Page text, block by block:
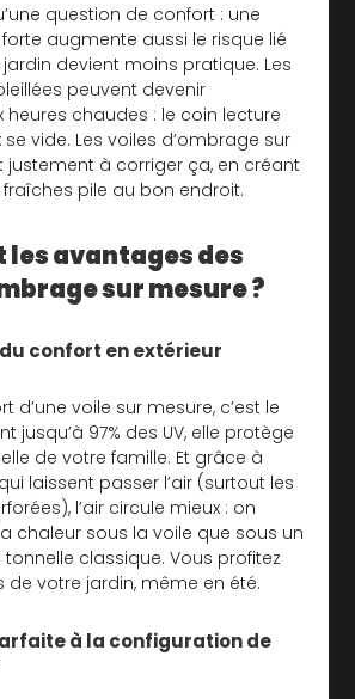
question de confort : une
augmente aussi le risque lié
jardin devient moins pratique. Les
peuvent devenir
heures chaudes : le coin lecture
se vide. Les voiles d’ombrage sur
justement à corriger ça, en créant
pile au bon endroit.
les avantages des
sur mesure ?
confort en extérieur
d’une voile sur mesure, c’est le
jusqu’à 97% des UV, elle protège
de votre famille. Et grâce à
laissent passer l’air (surtout les
l’air circule mieux : on
chaleur sous la voile que sous un
classique. Vous profitez
votre jardin, même en été.
à la configuration de